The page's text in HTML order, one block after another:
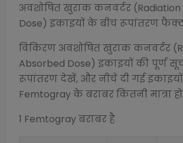
अवशोषित खुराक कनवर्टर (Radiation
Dose) इकाइयों के बीच रूपांतरण
विकिरण अवशोषित खुराक कनवर्टर
Absorbed Dose) इकाइयों की पूर्ण
रूपांतरण देखें, और नीचे दी गई इकाइयों
Femtograyके बराबर कितनी मात्रा
1 Femtograyबराबर है